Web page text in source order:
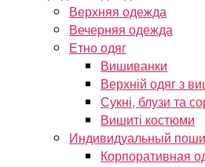
Верхняя одежда
Вечерняя одежда
Етно одяг
Вишиванки
Верхній одяг з
Сукні, блузи та
Вишиті костюми
Индивидуальный
Корпоративная